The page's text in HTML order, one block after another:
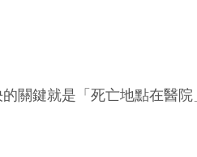
關鍵就是「死亡地點在醫院